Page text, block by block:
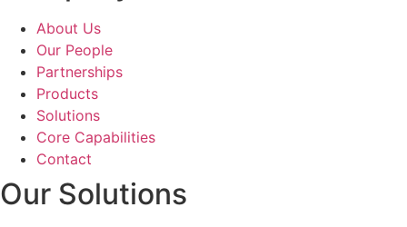
About Us
Our People
Partnerships
Products
Solutions
Core Capabilities
Contact
Our Solutions